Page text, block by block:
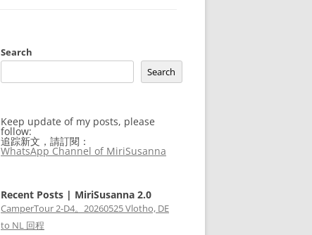
Search
Search
Keep update of my posts, please
follow:
追踪新文，請訂閱：
WhatsApp Channel of MiriSusanna
Recent Posts | MiriSusanna 2.0
CamperTour 2-D4。20260525 Vlotho, DE
to NL 回程